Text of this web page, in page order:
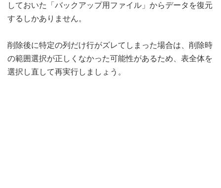
しておいた「バックアップ用ファイル」からデータを復元
するしかありません。
削除後に特定の列だけ行がズレてしまった場合は、削除時
の範囲選択が正しくなかった可能性があるため、表全体を
選択し直して再実行しましょう。